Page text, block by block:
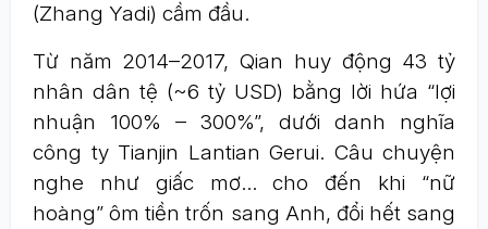
(Zhang Yadi) cầm đầu.
Từ năm 2014–2017, Qian huy động 43 tỷ
nhân dân tệ (~6 tỷ USD) bằng lời hứa “lợi
nhuận 100% – 300%”, dưới danh nghĩa
công ty Tianjin Lantian Gerui. Câu chuyện
nghe như giấc mơ… cho đến khi “nữ
hoàng” ôm tiền trốn sang Anh, đổi hết sang